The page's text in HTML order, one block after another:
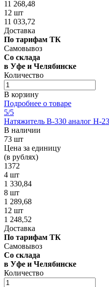
11 268,48
12 шт
11 033,72
Доставка
По тарифам ТК
Самовывоз
Со склада
в Уфе и Челябинске
Количество
В корзину
Подробнее о товаре
5/5
Натяжитель В-330 аналог Н-23
В наличии
73 шт
Цена за единицу
(в рублях)
1372
4 шт
1 330,84
8 шт
1 289,68
12 шт
1 248,52
Доставка
По тарифам ТК
Самовывоз
Со склада
в Уфе и Челябинске
Количество